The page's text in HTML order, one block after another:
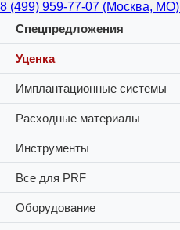
8 (499) 959-77-07 (Москва, МО)
Спецпредложения
Уценка
Имплантационные системы
Расходные материалы
Инструменты
Все для PRF
Оборудование